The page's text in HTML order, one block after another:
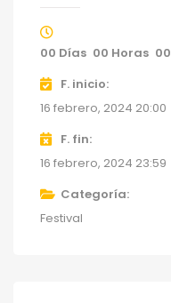
00 Días 00 Horas 00
F. inicio
16 febrero, 2024 20:00
F. fin
16 febrero, 2024 23:59
Categoría
Festival